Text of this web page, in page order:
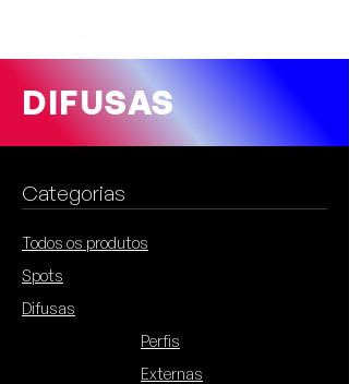
DIFUSAS
Categorias
Todos os produtos
Spots
Difusas
Perfis
Externas